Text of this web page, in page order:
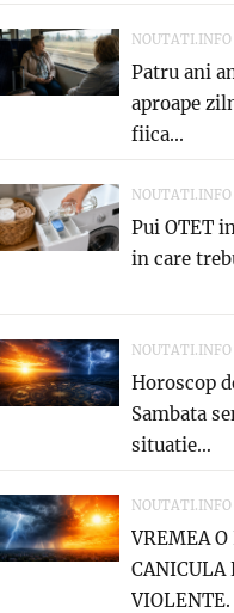
NOUTATI.INFO
Patru ani
aproape
fiica...
NOUTATI.INFO
Pui OTET
in care
NOUTATI.INFO
Horoscop
Sambata
situatie…
NOUTATI.INFO
VREMEA
CANICULA